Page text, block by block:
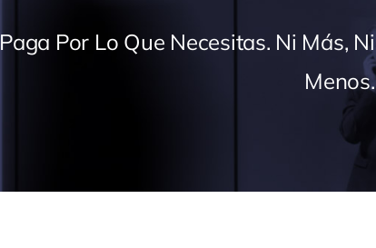
Paga Por Lo Que Necesitas. Ni Más, Ni
Menos.